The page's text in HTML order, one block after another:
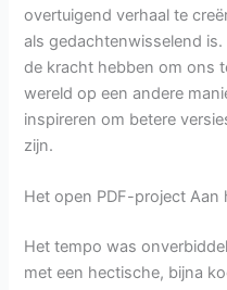
overtuigend verhaal te
als gedachtenwisselend
de kracht hebben om ons
wereld op een andere
inspireren om betere
zijn.
Het open PDF-project Aan
Het tempo was
met een hectische, bijna